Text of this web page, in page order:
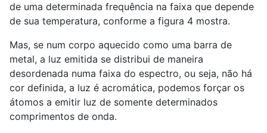
de uma determinada frequência na faixa que depende
de sua temperatura, conforme a figura 4 mostra.
Mas, se num corpo aquecido como uma barra de
metal, a luz emitida se distribui de maneira
desordenada numa faixa do espectro, ou seja, não há
cor definida, a luz é acromática, podemos forçar os
átomos a emitir luz de somente determinados
comprimentos de onda.